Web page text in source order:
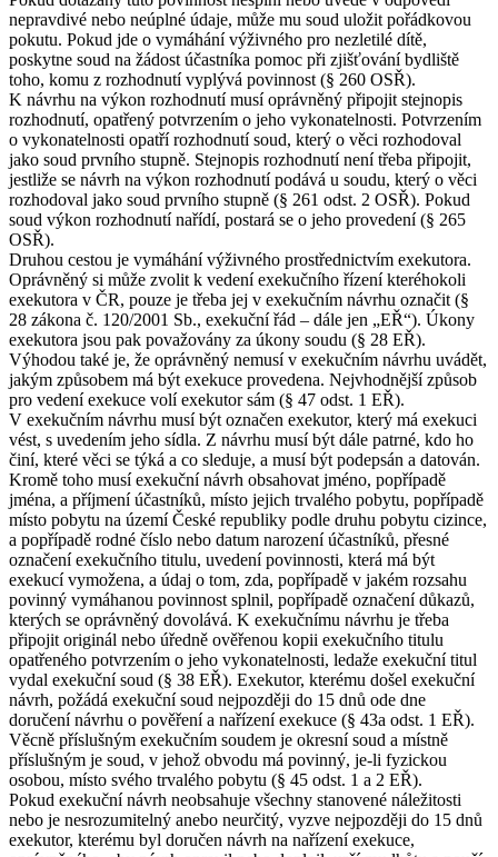
nepravdivé nebo neúplné údaje, může mu soud uložit pořádkovou
pokutu. Pokud jde o vymáhání výživného pro nezletilé dítě,
poskytne soud na žádost účastníka pomoc při zjišťování bydliště
toho, komu z rozhodnutí vyplývá povinnost (§ 260 OSŘ).
K návrhu na výkon rozhodnutí musí oprávněný připojit stejnopis
rozhodnutí, opatřený potvrzením o jeho vykonatelnosti. Potvrzením
o vykonatelnosti opatří rozhodnutí soud, který o věci rozhodoval
jako soud prvního stupně. Stejnopis rozhodnutí není třeba připojit,
jestliže se návrh na výkon rozhodnutí podává u soudu, který o věci
rozhodoval jako soud prvního stupně (§ 261 odst. 2 OSŘ). Pokud
soud výkon rozhodnutí nařídí, postará se o jeho provedení (§ 265
OSŘ).
Druhou cestou je vymáhání výživného prostřednictvím exekutora.
Oprávněný si může zvolit k vedení exekučního řízení kteréhokoli
exekutora v ČR, pouze je třeba jej v exekučním návrhu označit (§
28 zákona č. 120/2001 Sb., exekuční řád – dále jen „EŘ“). Úkony
exekutora jsou pak považovány za úkony soudu (§ 28 EŘ).
Výhodou také je, že oprávněný nemusí v exekučním návrhu uvádět,
jakým způsobem má být exekuce provedena. Nejvhodnější způsob
pro vedení exekuce volí exekutor sám (§ 47 odst. 1 EŘ).
V exekučním návrhu musí být označen exekutor, který má exekuci
vést, s uvedením jeho sídla. Z návrhu musí být dále patrné, kdo ho
činí, které věci se týká a co sleduje, a musí být podepsán a datován.
Kromě toho musí exekuční návrh obsahovat jméno, popřípadě
jména, a příjmení účastníků, místo jejich trvalého pobytu, popřípadě
místo pobytu na území České republiky podle druhu pobytu cizince,
a popřípadě rodné číslo nebo datum narození účastníků, přesné
označení exekučního titulu, uvedení povinnosti, která má být
exekucí vymožena, a údaj o tom, zda, popřípadě v jakém rozsahu
povinný vymáhanou povinnost splnil, popřípadě označení důkazů,
kterých se oprávněný dovolává. K exekučnímu návrhu je třeba
připojit originál nebo úředně ověřenou kopii exekučního titulu
opatřeného potvrzením o jeho vykonatelnosti, ledaže exekuční titul
vydal exekuční soud (§ 38 EŘ). Exekutor, kterému došel exekuční
návrh, požádá exekuční soud nejpozději do 15 dnů ode dne
doručení návrhu o pověření a nařízení exekuce (§ 43a odst. 1 EŘ).
Věcně příslušným exekučním soudem je okresní soud a místně
příslušným je soud, v jehož obvodu má povinný, je-li fyzickou
osobou, místo svého trvalého pobytu (§ 45 odst. 1 a 2 EŘ).
Pokud exekuční návrh neobsahuje všechny stanovené náležitosti
nebo je nesrozumitelný anebo neurčitý, vyzve nejpozději do 15 dnů
exekutor, kterému byl doručen návrh na nařízení exekuce,